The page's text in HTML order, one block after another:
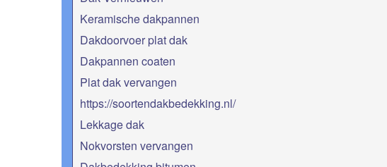
Keramische dakpannen
Dakdoorvoer plat dak
Dakpannen coaten
Plat dak vervangen
https://soortendakbedekking.nl/
Lekkage dak
Nokvorsten vervangen